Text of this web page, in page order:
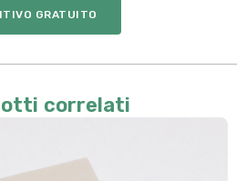
GRATUITO
correlati